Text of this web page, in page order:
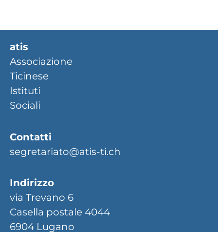
atis
Associazione
Ticinese
Istituti
Sociali
Contatti
segretariato@atis-ti.ch
Indirizzo
via Trevano 6
Casella postale 4044
6904 Lugano